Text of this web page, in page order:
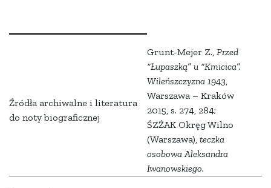
Źródła archiwalne i literatura
do noty biograficznej
Grunt-Mejer Z., Przed
“Łupaszką” u “Kmicica”.
Wileńszczyzna 1943,
Warszawa – Kraków
2015, s. 274, 284;
ŚZŻAK Okręg Wilno
(Warszawa), teczka
osobowa Aleksandra
Iwanowskiego.